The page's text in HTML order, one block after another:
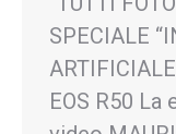
SPECIALE
EOS R50 La